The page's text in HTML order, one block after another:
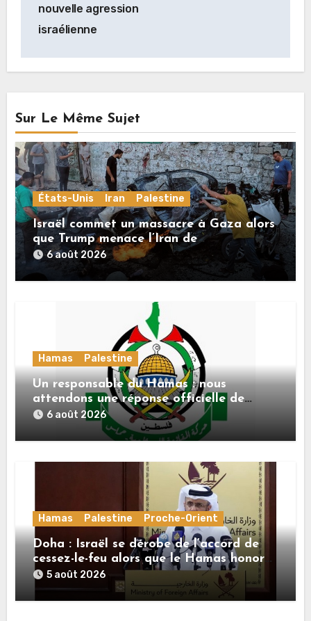
nouvelle agression
israélienne
Sur Le Même Sujet
États-Unis Iran Palestine
Israël commet un massacre à Gaza alors
que Trump menace l’Iran de
«décapitation»
6 août 2026
Hamas Palestine
Un responsable du Hamas : nous
attendons une réponse officielle de
Mladenov concernant la feuille de route
de la deuxième phase de l’accord
6 août 2026
Hamas Palestine Proche-Orient
Doha : Israël se dérobe de l’accord de
cessez-le-feu alors que le Hamas honore
ses engagements
5 août 2026